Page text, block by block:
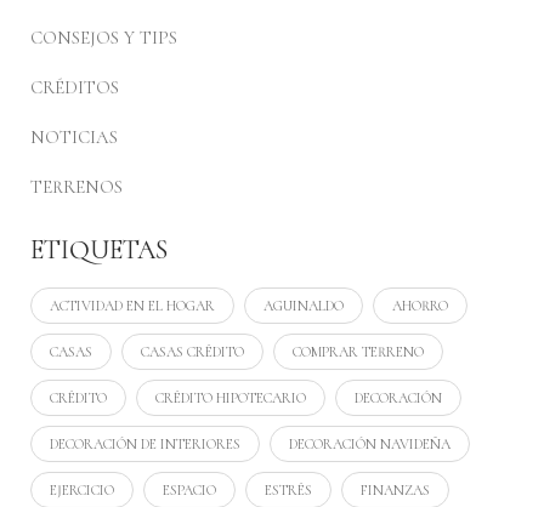
CONSEJOS Y TIPS
CRÉDITOS
NOTICIAS
TERRENOS
ETIQUETAS
ACTIVIDAD EN EL HOGAR AGUINALDO AHORRO
CASAS CASAS CRÉDITO COMPRAR TERRENO
CRÉDITO CRÉDITO HIPOTECARIO DECORACIÓN
DECORACIÓN DE INTERIORES DECORACIÓN NAVIDEÑA
EJERCICIO ESPACIO ESTRÉS FINANZAS